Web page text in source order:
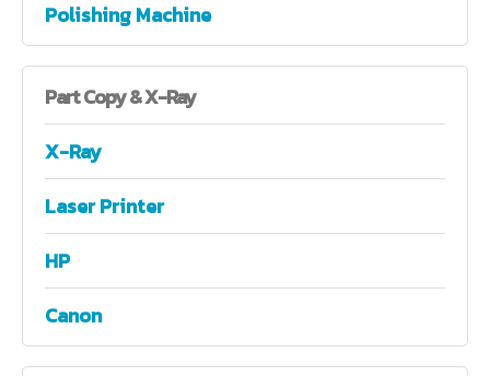
Polishing Machine
PartCopy & X-Ray
X-Ray
Laser Printer
HP
Canon